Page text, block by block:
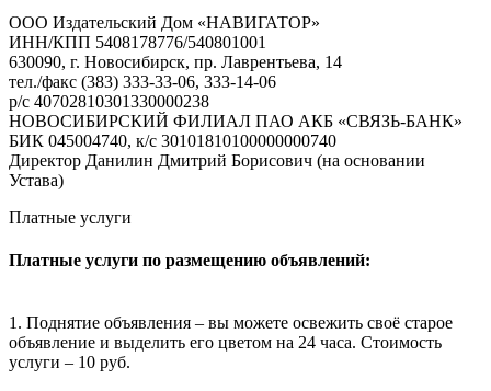
ООО Издательский Дом «НАВИГАТОР»
ИНН/КПП 5408178776/540801001
630090, г. Новосибирск, пр. Лаврентьева, 14
тел./факс (383) 333-33-06, 333-14-06
р/с 40702810301330000238
НОВОСИБИРСКИЙ ФИЛИАЛ ПАО АКБ «СВЯЗЬ-БАНК»
БИК 045004740, к/с 30101810100000000740
Директор Данилин Дмитрий Борисович (на основании
Устава)
Платные услуги
Платные услуги по размещению объявлений:
1. Поднятие объявления – вы можете освежить своё старое
объявление и выделить его цветом на 24 часа. Стоимость
услуги – 10 руб.